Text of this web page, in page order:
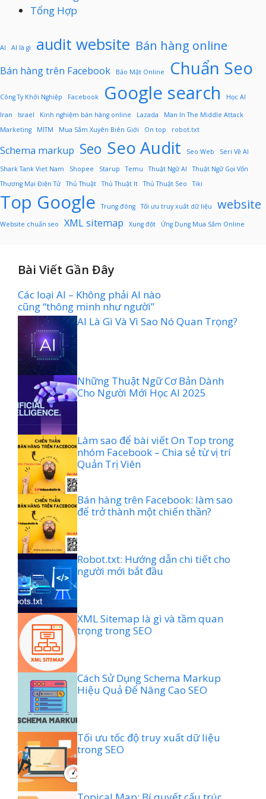
Tổng Hợp
AI AI là gì audit website Bán hàng online
Bán hàng trên Facebook Bảo Mật Online Chuẩn Seo
Công Ty Khởi Nghiệp Facebook Google search Học AI
Iran Israel Kinh nghiệm bán hàng online Lazada
Man In The Middle Attack
Marketing
MITM Mua Sắm Xuyên Biên Giới On top robot.txt
Schema markup Seo Seo Audit Seo Web Seri Về AI
Shark Tank Viet Nam Shopee Starup Temu Thuật Ngữ AI
Thuật Ngữ Gọi Vốn
Thương Mại Điện Tử
Thủ Thuật Thủ Thuật It Thủ Thuật Seo Tiki
Top Google Trung đông Tối ưu truy xuất dữ liệu website
Website chuẩn seo XML sitemap Xung đột Ứng Dụng Mua Sắm Online
Bài Viết Gần Đây
Các loại AI – Không phải AI nào
cũng “thông minh như người”
AI Là Gì Và Vì Sao Nó Quan Trọng?
Những Thuật Ngữ Cơ Bản Dành
Cho Người Mới Học AI 2025
Làm sao để bài viết On Top trong
nhóm Facebook – Chia sẻ từ vị trí
Quản Trị Viên
Bán hàng trên Facebook: làm sao
để trở thành một chiến thần?
Robot.txt: Hướng dẫn chi tiết cho
người mới bắt đầu
XML Sitemap là gì và tầm quan
trọng trong SEO
Cách Sử Dụng Schema Markup
Hiệu Quả Để Nâng Cao SEO
Tối ưu tốc độ truy xuất dữ liệu
trong SEO